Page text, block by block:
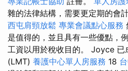
雜的法律結構，需要更定期的會
西屯肩頸放鬆 專業會議點心服務
是值得的，並且具有一些優點，
工資以用於稅收目的。 Joyce 已
(LMT) 養護中心單人房服務 18